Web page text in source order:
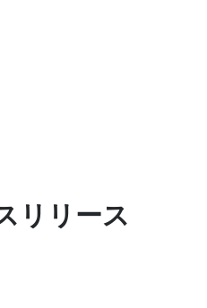
リリース